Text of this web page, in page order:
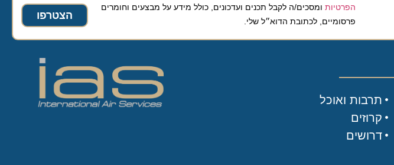
הפרטיותומסכים/ה לקבל תכנים ועדכונים, כולל מידע על מבצעים וחומרים
פרסומיים, לכתובת הדוא״ל שלי.
הצטרפו
תרבות ואוכל
קרוזים
דרושים